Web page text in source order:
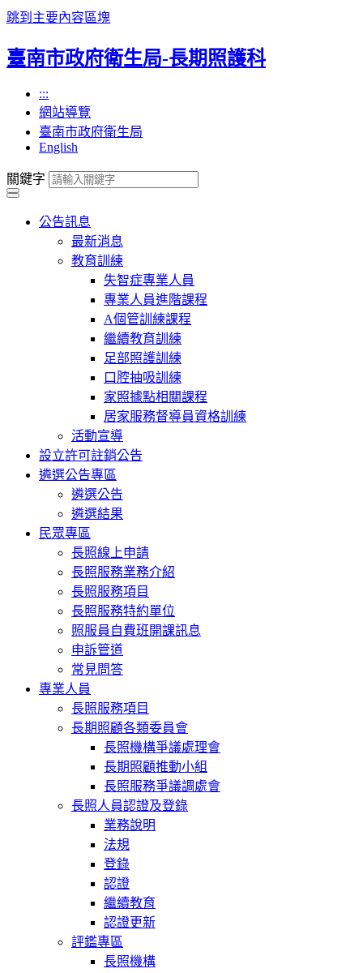
跳到主要內容區塊
臺南市政府衛生局-長期照護科
:::
網站導覽
臺南市政府衛生局
English
關鍵字
公告訊息
最新消息
教育訓練
失智症專業人員
專業人員進階課程
A個管訓練課程
繼續教育訓練
足部照護訓練
口腔抽吸訓練
家照據點相關課程
居家服務督導員資格訓練
活動宣導
設立許可註銷公告
遴選公告專區
遴選公告
遴選結果
民眾專區
長照線上申請
長照服務業務介紹
長照服務項目
長照服務特約單位
照服員自費班開課訊息
申訴管道
常見問答
專業人員
長照服務項目
長期照顧各類委員會
長照機構爭議處理會
長期照顧推動小組
長照服務爭議調處會
長照人員認證及登錄
業務說明
法規
登錄
認證
繼續教育
認證更新
評鑑專區
長照機構